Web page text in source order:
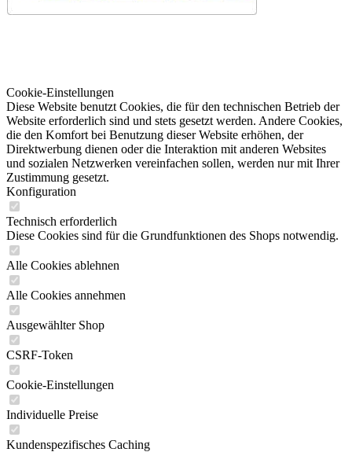
Cookie-Einstellungen
Diese Website benutzt Cookies, die für den technischen Betrieb der
Website erforderlich sind und stets gesetzt werden. Andere Cookies,
die den Komfort bei Benutzung dieser Website erhöhen, der
Direktwerbung dienen oder die Interaktion mit anderen Websites
und sozialen Netzwerken vereinfachen sollen, werden nur mit Ihrer
Zustimmung gesetzt.
Konfiguration
Technisch erforderlich
Diese Cookies sind für die Grundfunktionen des Shops notwendig.
Alle Cookies ablehnen
Alle Cookies annehmen
Ausgewählter Shop
CSRF-Token
Cookie-Einstellungen
Individuelle Preise
Kundenspezifisches Caching